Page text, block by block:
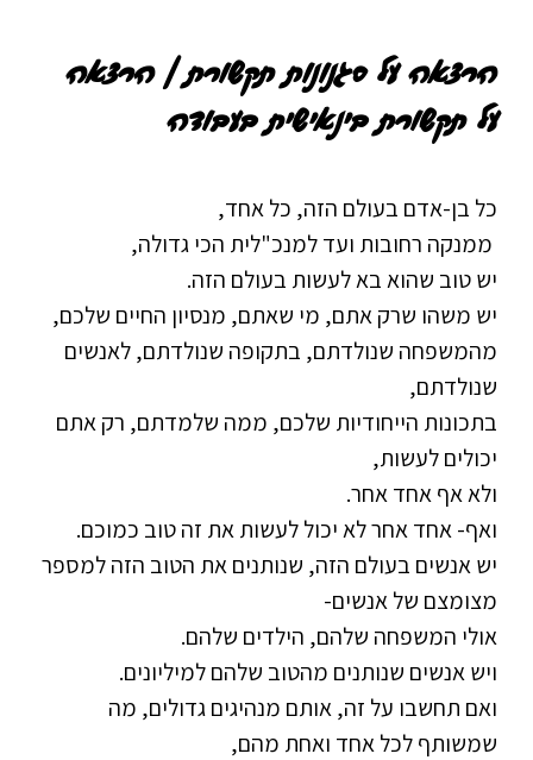
הרצאה על סגנונות תקשורת | הרצאה
על תקשורת בינאישית בעבודה
כל בן-אדם בעולם הזה, כל אחד,
ממנקה רחובות ועד למנכ"לית הכי גדולה,
יש טוב שהוא בא לעשות בעולם הזה.
יש משהו שרק אתם, מי שאתם, מנסיון החיים שלכם,
מהמשפחה שנולדתם, בתקופה שנולדתם, לאנשים
שנולדתם,
בתכונות הייחודיות שלכם, ממה שלמדתם, רק אתם
יכולים לעשות,
ולא אף אחד אחר.
ואף- אחד אחר לא יכול לעשות את זה טוב כמוכם.
יש אנשים בעולם הזה, שנותנים את הטוב הזה למספר
מצומצם של אנשים-
אולי המשפחה שלהם, הילדים שלהם.
ויש אנשים שנותנים מהטוב שלהם למיליונים.
ואם תחשבו על זה, אותם מנהיגים גדולים, מה
שמשותף לכל אחד ואחת מהם,